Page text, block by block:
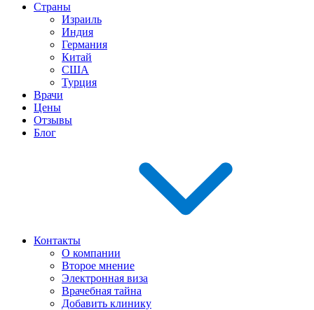
Страны
Израиль
Индия
Германия
Китай
США
Турция
Врачи
Цены
Отзывы
Блог
Контакты
О компании
Второе мнение
Электронная виза
Врачебная тайна
Добавить клинику